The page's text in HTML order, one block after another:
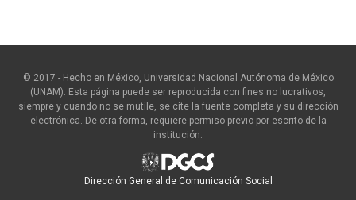
© 2017 - Hecho en México, Universidad Nacional Autónoma de México
(UNAM). Esta página puede ser reproducida con fines no lucrativos,
siempre y cuando no se mutile, se cite la fuente completa y su dirección
electrónica. De otra forma, requiere permiso previo por escrito de la
institución.
Dirección General de Comunicación Social